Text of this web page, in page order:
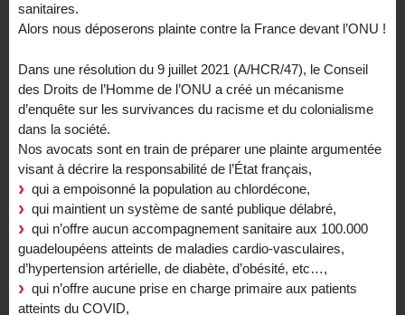
sanitaires.
Alors nous déposerons plainte contre la France devant l’ONU !
Dans une résolution du 9 juillet 2021 (A/HCR/47), le Conseil
des Droits de l’Homme de l’ONU a créé un mécanisme
d’enquête sur les survivances du racisme et du colonialisme
dans la société.
Nos avocats sont en train de préparer une plainte argumentée
visant à décrire la responsabilité de l’État français,
qui a empoisonné la population au chlordécone,
qui maintient un système de santé publique délabré,
qui n’offre aucun accompagnement sanitaire aux 100.000
guadeloupéens atteints de maladies cardio-vasculaires,
d’hypertension artérielle, de diabète, d’obésité, etc…,
qui n’offre aucune prise en charge primaire aux patients
atteints du COVID,